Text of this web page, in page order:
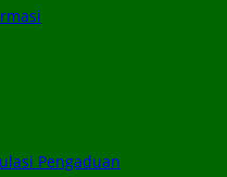
Pengaduan